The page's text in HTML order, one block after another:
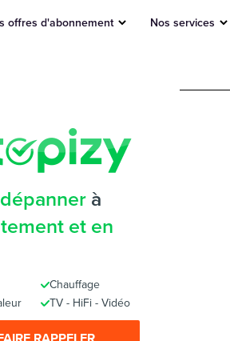
offres d'abonnement Nos services
à
et en
Chauffage
TV - HiFi - Vidéo